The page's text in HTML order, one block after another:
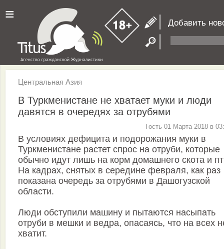
≡ Добавить
Центральная Азия
В Туркменистане не хватает муки и люди
давятся в очередях за отрубями
Гость 01 Марта 2018 в
В условиях дефицита и подорожания муки в
Туркменистане растет спрос на отруби, которые
обычно идут лишь на корм домашнего скота и
На кадрах, снятых в середине февраля, как раз
показана очередь за отрубями в Дашогузской
области.
Люди обступили машину и пытаются насыпать
отруби в мешки и ведра, опасаясь, что на всех
хватит.